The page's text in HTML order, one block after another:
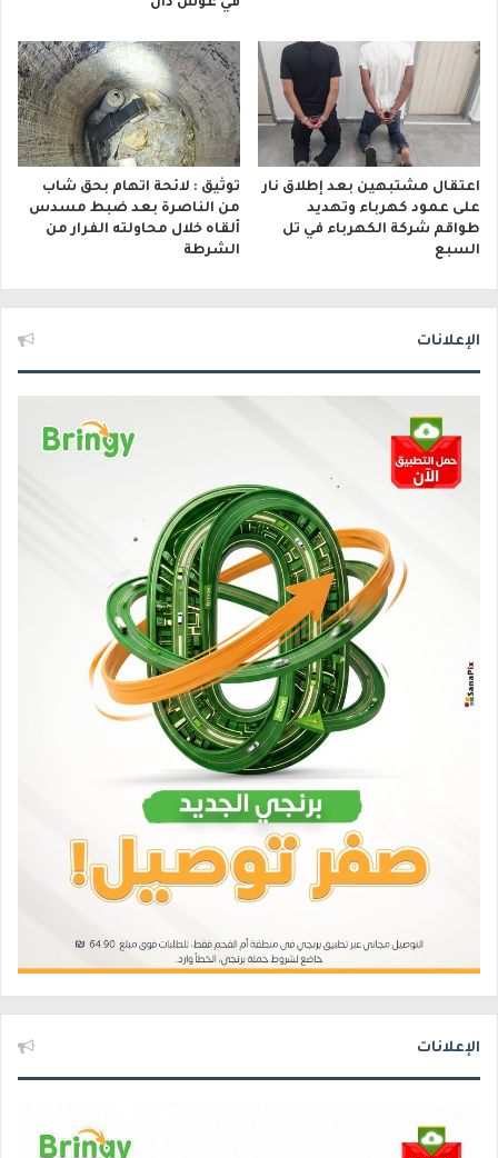
في غوش دان
اعتقال مشتبهين بعد إطلاق نار
على عمود كهرباء وتهديد
طواقم شركة الكهرباء في تل
السبع
توثيق : لائحة اتهام بحق شاب
من الناصرة بعد ضبط مسدس
ألقاه خلال محاولته الفرار من
الشرطة
الإعلانات
الإعلانات